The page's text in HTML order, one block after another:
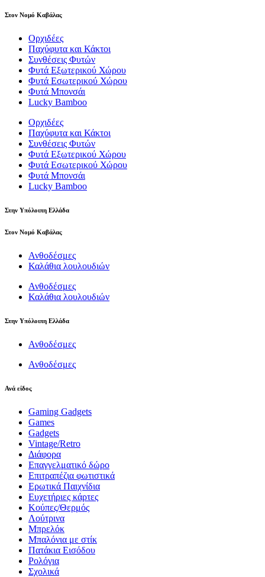
Στον Νομό Καβάλας
Ορχιδέες
Παχύφυτα και Κάκτοι
Συνθέσεις Φυτών
Φυτά Εξωτερικού Χώρου
Φυτά Εσωτερικού Χώρου
Φυτά Μπονσάι
Lucky Bamboo
Ορχιδέες
Παχύφυτα και Κάκτοι
Συνθέσεις Φυτών
Φυτά Εξωτερικού Χώρου
Φυτά Εσωτερικού Χώρου
Φυτά Μπονσάι
Lucky Bamboo
Στην Υπόλοιπη Ελλάδα
Στον Νομό Καβάλας
Ανθοδέσμες
Καλάθια λουλουδιών
Ανθοδέσμες
Καλάθια λουλουδιών
Στην Υπόλοιπη Ελλάδα
Ανθοδέσμες
Ανθοδέσμες
Ανά είδος
Gaming Gadgets
Games
Gadgets
Vintage/Retro
Διάφορα
Επαγγελματικό δώρο
Επιτραπέζια φωτιστικά
Ερωτικά Παιχνίδια
Ευχετήριες κάρτες
Κούπες/Θερμός
Λούτρινα
Μπρελόκ
Μπαλόνια με στίκ
Πατάκια Εισόδου
Ρολόγια
Σχολικά